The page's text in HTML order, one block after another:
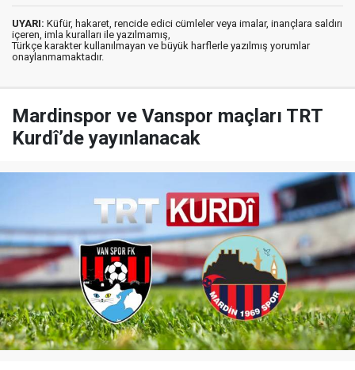
UYARI: Küfür, hakaret, rencide edici cümleler veya imalar, inançlara saldırı
içeren, imla kuralları ile yazılmamış,
Türkçe karakter kullanılmayan ve büyük harflerle yazılmış yorumlar
onaylanmamaktadır.
Mardinspor ve Vanspor maçları TRT
Kurdî’de yayınlanacak